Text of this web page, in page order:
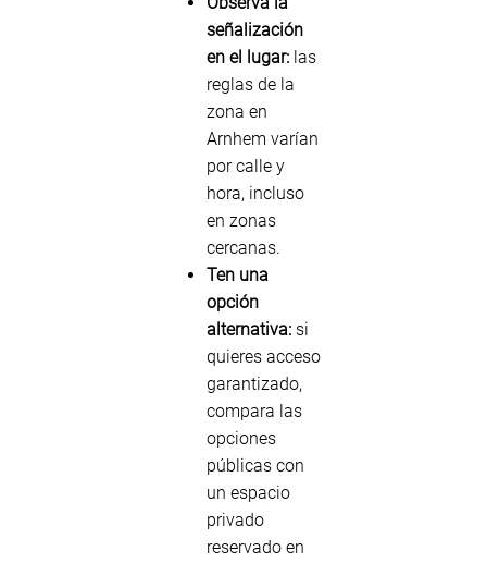
señalización
en el lugar: las
reglas de la
zona en
Arnhem varían
por calle y
hora, incluso
en zonas
cercanas.
Ten una
opción
alternativa: si
quieres acceso
garantizado,
compara las
opciones
públicas con
un espacio
privado
reservado en